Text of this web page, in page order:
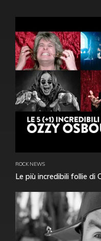
ROCK NEWS
Le più incredibili follie di